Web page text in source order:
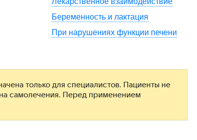
Беременность и лактация
При нарушениях функции печени
только для специалистов. Пациенты не
самолечения. Перед применением